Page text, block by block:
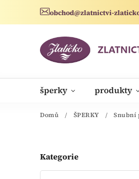
obchod@zlatnictvi-
šperky produkty
novinky
Domů / ŠPERKY / Snubní
Kategorie